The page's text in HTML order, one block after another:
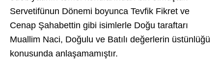
Servetifünun Dönemi boyunca Tevfik Fikret ve
Cenap Şahabettin gibi isimlerle Doğu taraftarı
Muallim Naci, Doğulu ve Batılı değerlerin üstünlüğü
konusunda anlaşamamıştır.